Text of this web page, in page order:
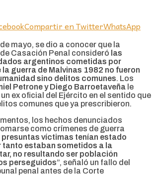
Compartir en TwitterWhatsApp
mayo, se dio a conocer que la
Casación Penal consideró las
argentinos cometidas por
guerra de Malvinas 1982 no fueron
sino delitos comunes. Los
Petrone y Diego Barroetaveña le
ex oficial del Ejército en el sentido que
comunes que ya prescribieron.
los hechos denunciados
como crímenes de guerra
presuntas víctimas tenían estado
tanto estaban sometidos a la
no resultando ser población
perseguidos”, señaló un fallo del
penal antes de la Corte